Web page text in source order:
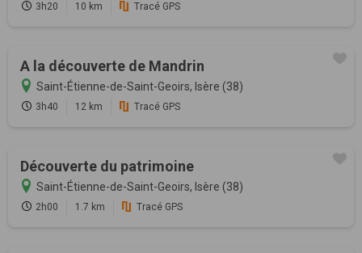
3h20 10 km Tracé GPS
A la découverte de Mandrin
Saint-Étienne-de-Saint-Geoirs, Isère (38)
3h40 12 km Tracé GPS
Découverte du patrimoine
Saint-Étienne-de-Saint-Geoirs, Isère (38)
2h00 1.7 km Tracé GPS